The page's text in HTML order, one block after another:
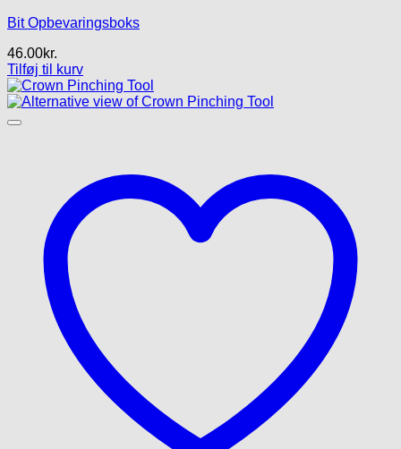
Bit Opbevaringsboks
46.00kr.
Tilføj til kurv